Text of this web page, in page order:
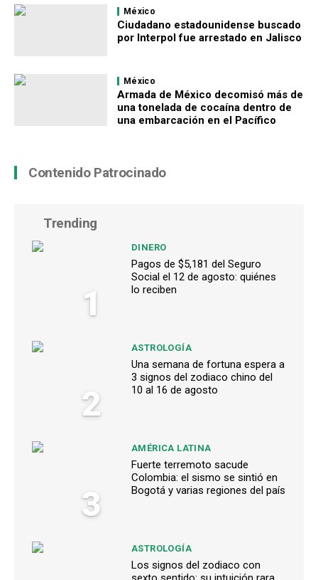
México
Ciudadano estadounidense buscado
por Interpol fue arrestado en Jalisco
México
Armada de México decomisó más de
una tonelada de cocaína dentro de
una embarcación en el Pacífico
Contenido Patrocinado
Trending
1
DINERO
Pagos de $5,181 del Seguro
Social el 12 de agosto: quiénes
lo reciben
2
ASTROLOGÍA
Una semana de fortuna espera a
3 signos del zodiaco chino del
10 al 16 de agosto
3
AMÉRICA LATINA
Fuerte terremoto sacude
Colombia: el sismo se sintió en
Bogotá y varias regiones del país
ASTROLOGÍA
Los signos del zodiaco con